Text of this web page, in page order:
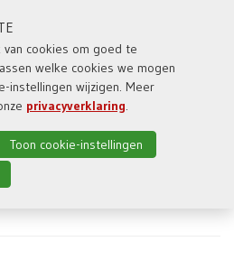
cookies om goed te
welke cookies we mogen
instellingen wijzigen. Meer
privacyverklaring.
Toon cookie-instellingen